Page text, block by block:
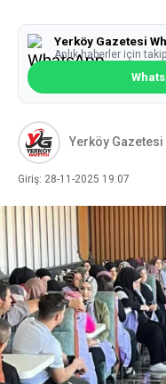
Yerköy Gazetesi
Anlık haberler için
Yerköy Gazetesi
Giriş: 28-11-2025 19:07